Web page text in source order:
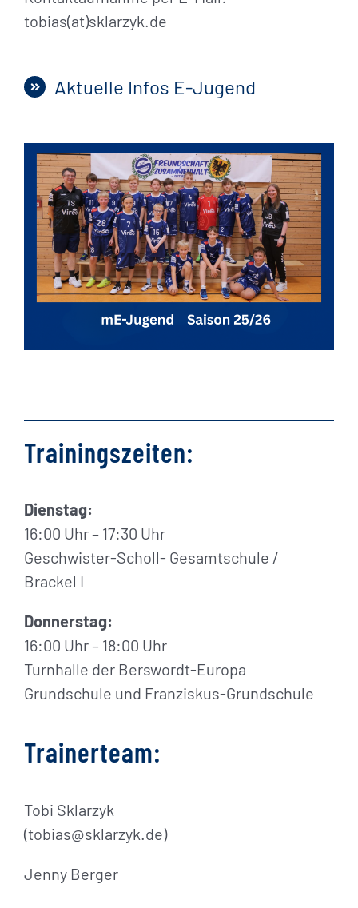
tobias(at)sklarzyk.de
Aktuelle Infos E-Jugend
Trainingszeiten:
Dienstag:
16:00 Uhr – 17:30 Uhr
Geschwister-Scholl- Gesamtschule /
Brackel I
Donnerstag:
16:00 Uhr – 18:00 Uhr
Turnhalle der Berswordt-Europa
Grundschule und Franziskus-Grundschule
Trainerteam:
Tobi Sklarzyk
(tobias@sklarzyk.de)
Jenny Berger